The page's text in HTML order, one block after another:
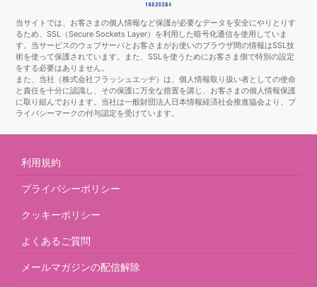
当サイトでは、お客さまの個人情報など保護が必要なデータを安全にやりとりす
るため、SSL（Secure Sockets Layer）を利用した暗号化通信を使用していま
す。当サービスのウェブサーバとお客さまがお使いのブラウザ間の情報はSSL技
術を使って保護されています。また、SSLを使うためにお客さま側で特別の設定
をする必要はありません。
また、当社（株式会社フラッシュエッヂ）は、個人情報取り扱い者としての使命
と責任を十分に認識し、その保護に万全な措置を講じ、お客さまの個人情報保護
に取り組んでおります。当社は一般財団法人日本情報経済社会推進協会より、プ
ライバシーマークの付与認定を受けています。
利用規約
プライバシーポリシー
クッキーポリシー
よくあるご質問
メールマガジンの配信解除